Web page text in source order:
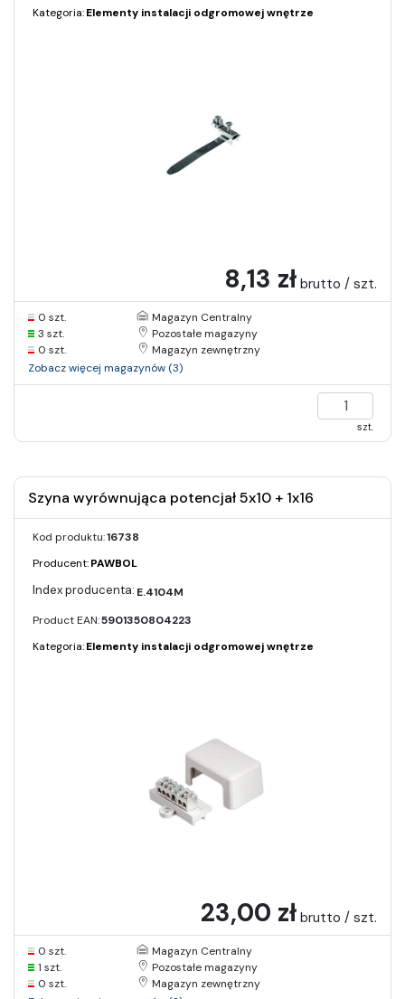
Kategoria:Elementy instalacji odgromowej wnętrze
8,13 zł brutto / szt.
0 szt.
Magazyn Centralny
3 szt.
Pozostałe magazyny
0 szt.
Magazyn zewnętrzny
Zobacz więcej magazynów (3)
szt.
Szyna wyrównująca potencjał 5x10 + 1x16
Kod produktu:16738
Producent:PAWBOL
E.4104M
Product EAN:5901350804223
Kategoria:Elementy instalacji odgromowej wnętrze
23,00 zł brutto / szt.
0 szt.
Magazyn Centralny
1 szt.
Pozostałe magazyny
0 szt.
Magazyn zewnętrzny